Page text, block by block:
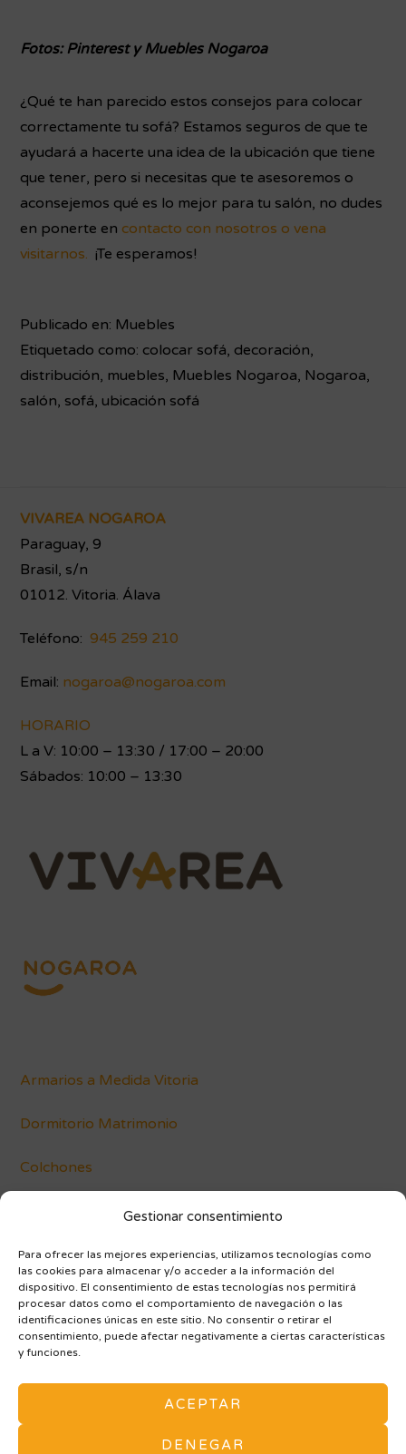
Gestionar consentimiento
Para ofrecer las mejores experiencias, utilizamos tecnologías como
las cookies para almacenar y/o acceder a la información del
dispositivo. El consentimiento de estas tecnologías nos permitirá
procesar datos como el comportamiento de navegación o las
identificaciones únicas en este sitio. No consentir o retirar el
consentimiento, puede afectar negativamente a ciertas características
y funciones.
ACEPTAR
DENEGAR
Fotos: Pinterest y Muebles Nogaroa
¿Qué te han parecido estos consejos para colocar
correctamente tu sofá? Estamos seguros de que te
ayudará a hacerte una idea de la ubicación que tiene
que tener, pero si necesitas que te asesoremos o
aconsejemos qué es lo mejor para tu salón, no dudes
en ponerte en contacto con nosotros o vena
visitarnos. ¡Te esperamos!
Publicado en: Muebles
Etiquetado como: colocar sofá, decoración,
distribución, muebles, Muebles Nogaroa, Nogaroa,
salón, sofá,ubicación sofá
Footer
VIVAREA NOGAROA
Paraguay, 9
Brasil, s/n
01012. Vitoria. Álava
Teléfono: 945 259 210
Email: nogaroa@nogaroa.com
HORARIO
L a V: 10:00 – 13:30 / 17:00 – 20:00
Sábados: 10:00 – 13:30
Armarios a Medida Vitoria
Dormitorio Matrimonio
Colchones
Blog
AVISO LEGAL Y POLÍTICA DE PRIVACIDAD
ARMARIOS A MEDIDA
MAPA DE SITIO